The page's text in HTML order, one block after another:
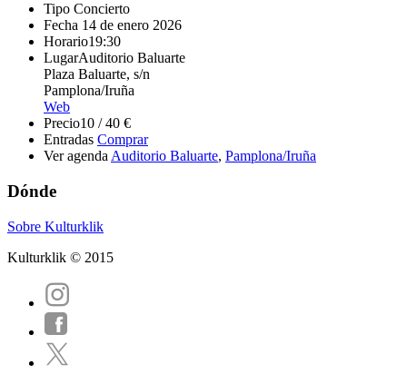
Tipo Concierto
Fecha 14 de enero 2026
Horario19:30
LugarAuditorio Baluarte
Plaza Baluarte, s/n
Pamplona/Iruña
Web
Precio10 / 40 €
Entradas Comprar
Ver agenda Auditorio Baluarte, Pamplona/Iruña
Dónde
Sobre Kulturklik
Kulturklik © 2015